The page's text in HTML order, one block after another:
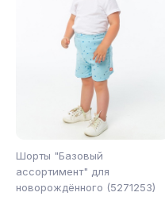
Шорты "Базовый
ассортимент" для
новорождённого (5271253)